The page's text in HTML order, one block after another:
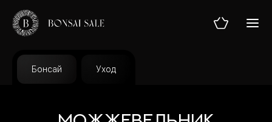
Бонсай Уход